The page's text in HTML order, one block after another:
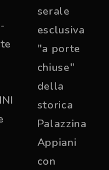
serale
esclusiva
"a porte
chiuse"
della
storica
Palazzina
Appiani
con